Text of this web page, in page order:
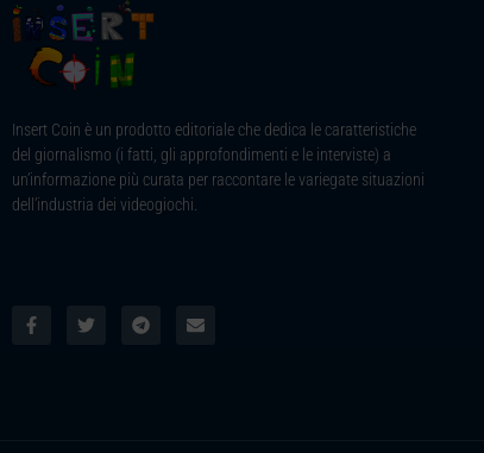
Insert Coin è un prodotto editoriale che dedica le caratteristiche
del giornalismo (i fatti, gli approfondimenti e le interviste) a
un’informazione più curata per raccontare le variegate situazioni
dell’industria dei videogiochi.